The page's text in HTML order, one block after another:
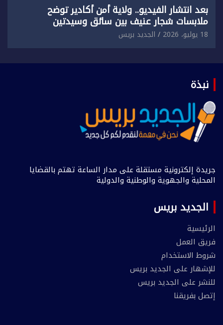
بعد انتشار الفيديو.. ولاية أمن أكادير توضح
ملابسات شجار عنيف بين سائق وسيدتين
18 يوليو، 2026 الجديد بريس
نبذة
جريدة إلكترونية مستقلة على مدار الساعة تهتم بالقضايا
المحلية والجهوية والوطنية والدولية
الجديد بريس
الرئيسية
فريق العمل
شروط الاستخدام
للإشهار على الجديد بريس
للنشر على الجديد بريس
إتصل بفريقنا